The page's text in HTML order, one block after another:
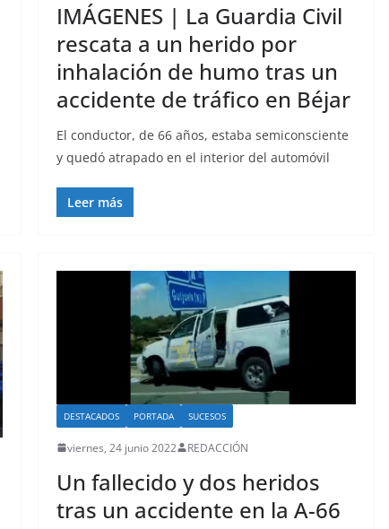
IMÁGENES | La Guardia Civil
rescata a un herido por
inhalación de humo tras un
accidente de tráfico en Béjar
El conductor, de 66 años, estaba semiconsciente
y quedó atrapado en el interior del automóvil
Leer más
DESTACADOS PORTADA SUCESOS
viernes, 24 junio 2022 REDACCIÓN
Un fallecido y dos heridos
tras un accidente en la A-66